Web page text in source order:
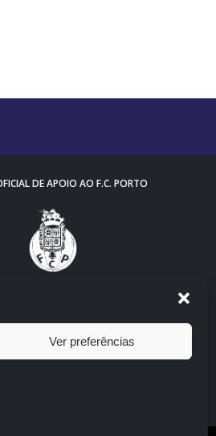
Ver preferências
DE APOIO AO F.C. PORTO